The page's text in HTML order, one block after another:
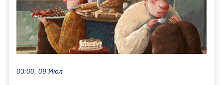
03:00, 09 Июл